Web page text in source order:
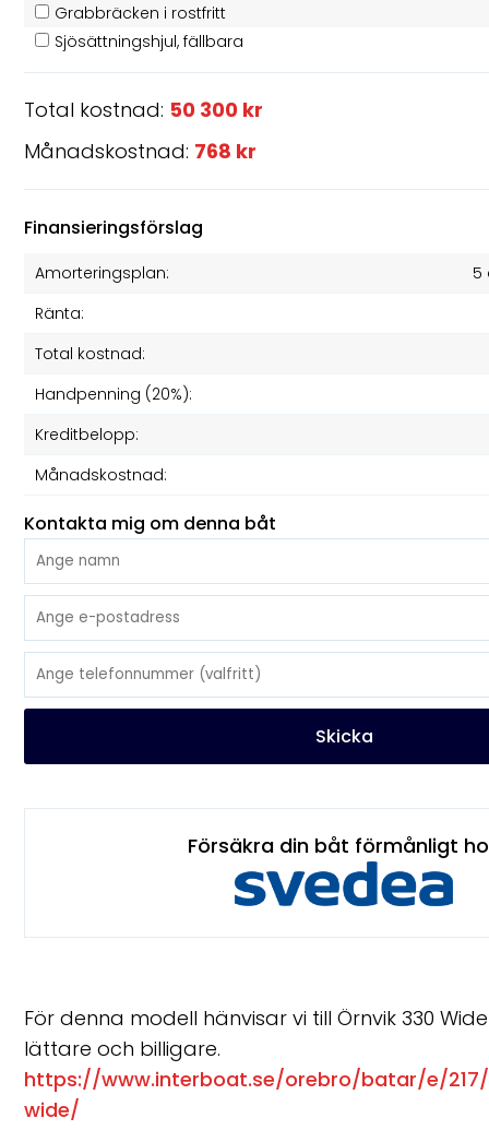
Grabbräcken i rostfritt
Sjösättningshjul, fällbara
Total kostnad: 50 300 kr
Månadskostnad: 768 kr
Finansieringsförslag
Amorteringsplan:
5
Ränta:
Total kostnad:
Handpenning (20%):
Kreditbelopp:
Månadskostnad:
Kontakta mig om denna båt
Skicka
Försäkra din båt förmånligt
För denna modell hänvisar vi till Örnvik 330
lättare och billigare.
https://www.interboat.se/orebro/batar/e/
wide/